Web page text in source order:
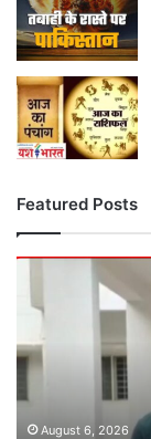
Featured Posts
पोलियो
ड्रॉप्स
बाद
August 6, 2026